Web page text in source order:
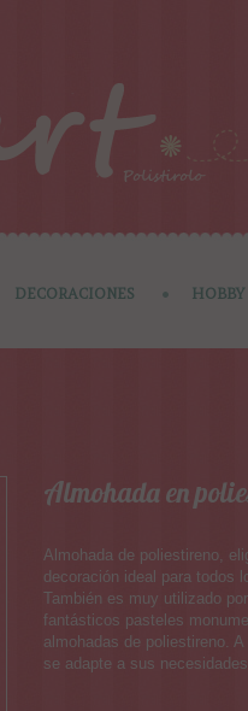
DECORACIONES HOBBY
Almohada en
Almohada de poliestireno,
decoración ideal para todos
También es muy utilizado
fantásticos pasteles
almohadas de poliestireno.
se adapte a sus